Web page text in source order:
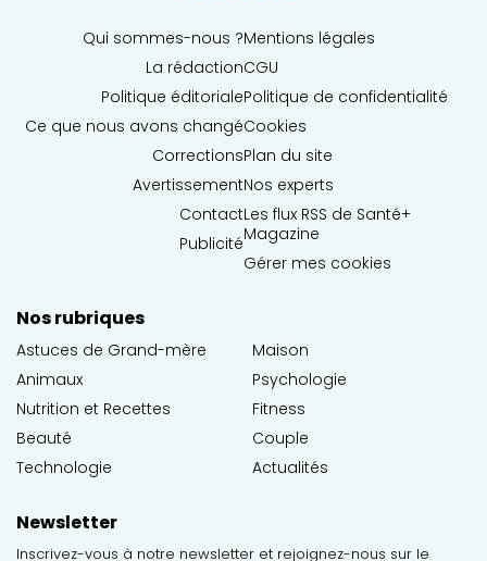
Qui sommes-nous ?
La rédaction
Politique éditoriale
Ce que nous avons changé
Corrections
Avertissement
Contact
Publicité
Mentions légales
CGU
Politique de confidentialité
Cookies
Plan du site
Nos experts
Les flux RSS de Santé+
Magazine
Gérer mes cookies
Nos rubriques
Astuces de Grand-mère
Animaux
Nutrition et Recettes
Beauté
Technologie
Maison
Psychologie
Fitness
Couple
Actualités
Newsletter
Inscrivez-vous à notre newsletter et rejoignez-nous sur le